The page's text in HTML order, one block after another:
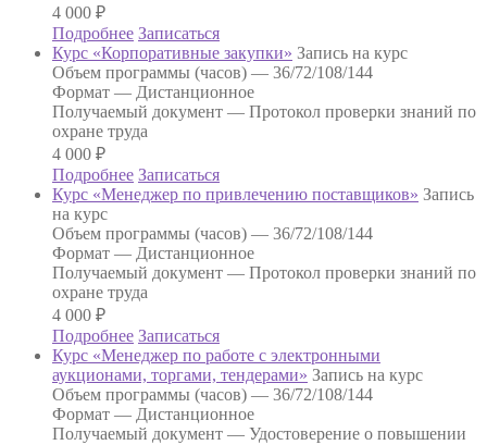
4 000 ₽
Подробнее Записаться
Курс «Корпоративные закупки» Запись на курс
Объем программы (часов) — 36/72/108/144
Формат — Дистанционное
Получаемый документ — Протокол проверки знаний по
охране труда
4 000 ₽
Подробнее Записаться
Курс «Менеджер по привлечению поставщиков» Запись
на курс
Объем программы (часов) — 36/72/108/144
Формат — Дистанционное
Получаемый документ — Протокол проверки знаний по
охране труда
4 000 ₽
Подробнее Записаться
Курс «Менеджер по работе с электронными
аукционами, торгами, тендерами» Запись на курс
Объем программы (часов) — 36/72/108/144
Формат — Дистанционное
Получаемый документ — Удостоверение о повышении